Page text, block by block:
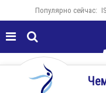
Популярно сейчас:
 